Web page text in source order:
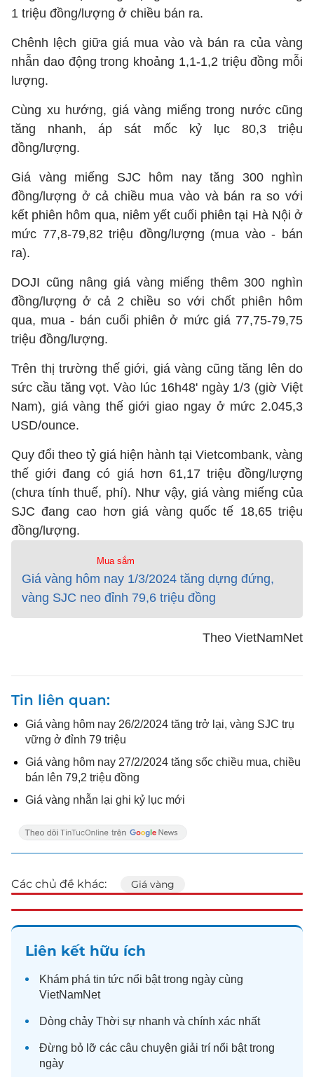
1 triệu đồng/lượng ở chiều bán ra.
Chênh lệch giữa giá mua vào và bán ra của vàng
nhẫn dao động trong khoảng 1,1-1,2 triệu đồng mỗi
lượng.
Cùng xu hướng, giá vàng miếng trong nước cũng
tăng nhanh, áp sát mốc kỷ lục 80,3 triệu
đồng/lượng.
Giá vàng miếng SJC hôm nay tăng 300 nghìn
đồng/lượng ở cả chiều mua vào và bán ra so với
kết phiên hôm qua, niêm yết cuối phiên tại Hà Nội ở
mức 77,8-79,82 triệu đồng/lượng (mua vào - bán
ra).
DOJI cũng nâng giá vàng miếng thêm 300 nghìn
đồng/lượng ở cả 2 chiều so với chốt phiên hôm
qua, mua - bán cuối phiên ở mức giá 77,75-79,75
triệu đồng/lượng.
Trên thị trường thế giới, giá vàng cũng tăng lên do
sức cầu tăng vọt. Vào lúc 16h48' ngày 1/3 (giờ Việt
Nam), giá vàng thế giới giao ngay ở mức 2.045,3
USD/ounce.
Quy đổi theo tỷ giá hiện hành tại Vietcombank, vàng
thế giới đang có giá hơn 61,17 triệu đồng/lượng
(chưa tính thuế, phí). Như vậy, giá vàng miếng của
SJC đang cao hơn giá vàng quốc tế 18,65 triệu
đồng/lượng.
Mua sắm
Giá vàng hôm nay 1/3/2024 tăng dựng đứng,
vàng SJC neo đỉnh 79,6 triệu đồng
Theo VietNamNet
Tin liên quan
Giá vàng hôm nay 26/2/2024 tăng trở lại, vàng SJC trụ
vững ở đỉnh 79 triệu
Giá vàng hôm nay 27/2/2024 tăng sốc chiều mua, chiều
bán lên 79,2 triệu đồng
Giá vàng nhẫn lại ghi kỷ lục mới
Các chủ đề khác: Giá vàng
Liên kết hữu ích
Khám phá tin tức nổi bật trong ngày cùng
VietNamNet
Dòng chảy Thời sự nhanh và chính xác nhất
Đừng bỏ lỡ các câu chuyện giải trí nổi bật trong
ngày